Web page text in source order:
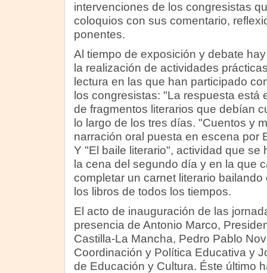
intervenciones de los congresistas
coloquios con sus comentario,
ponentes.
Al tiempo de exposición y debate
la realización de actividades
lectura en las que han participado
los congresistas: "La respuesta está
de fragmentos literarios que debían
lo largo de los tres días. "Cuentos y
narración oral puesta en escena por
Y "El baile literario", actividad que se
la cena del segundo día y en la que
completar un carnet literario
los libros de todos los tiempos.
El acto de inauguración de las
presencia de Antonio Marco,
Castilla-La Mancha, Pedro Pablo
Coordinación y Política Educativa y
de Educación y Cultura. Éste último